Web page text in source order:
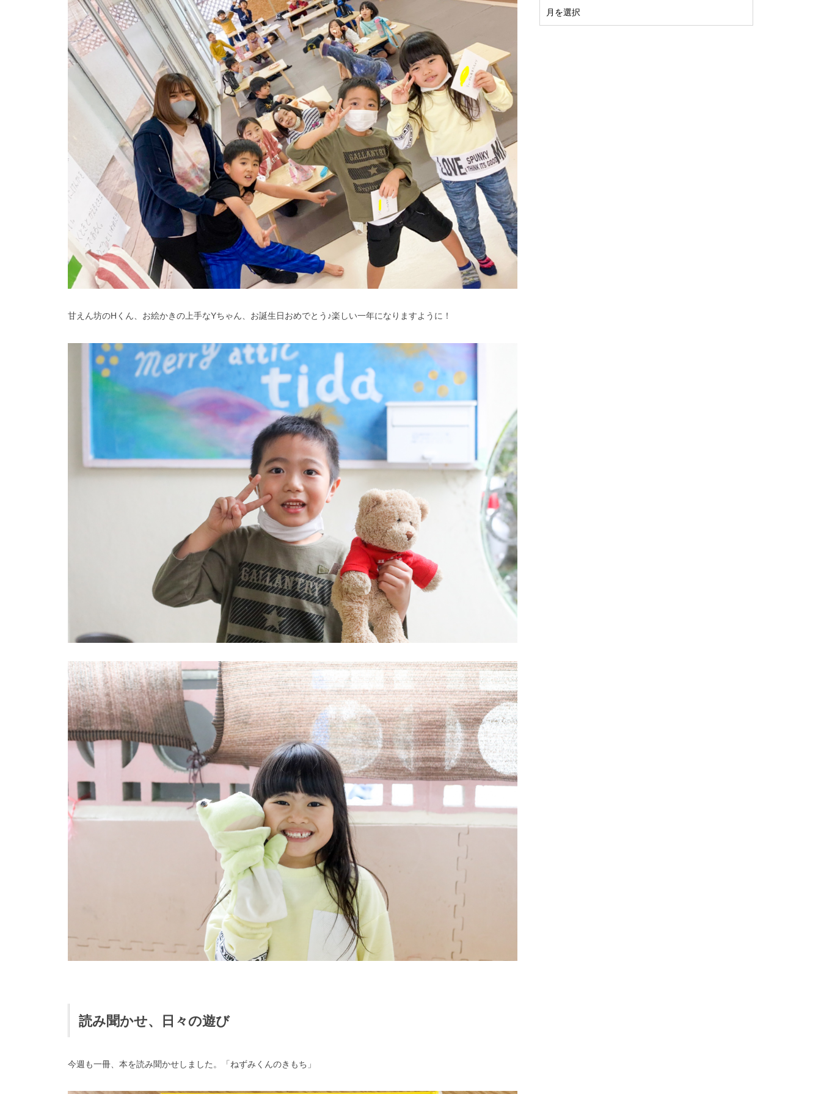
甘えん坊のHくん、お絵かきの上手なYちゃん、お誕生日おめでとう♪楽しい一年になりますように！
読み聞かせ、日々の遊び
今週も一冊、本を読み聞かせしました。「ねずみくんのきもち」